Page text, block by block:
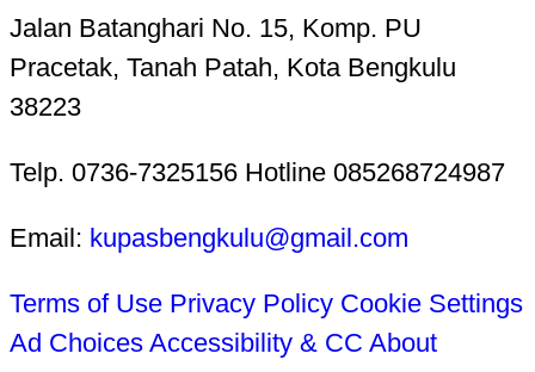
Jalan Batanghari No. 15, Komp. PU
Pracetak, Tanah Patah, Kota Bengkulu
38223
Telp. 0736-7325156 Hotline 085268724987
Email: kupasbengkulu@gmail.com
Terms of Use Privacy Policy Cookie Settings
Ad Choices Accessibility & CC About